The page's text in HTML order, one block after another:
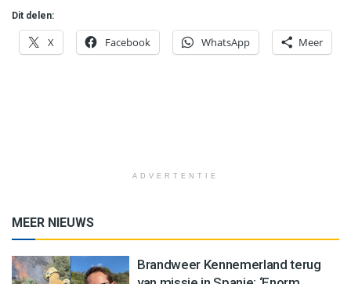
Dit delen:
X Facebook WhatsApp Meer
ADVERTENTIE
MEER NIEUWS
Brandweer Kennemerland terug